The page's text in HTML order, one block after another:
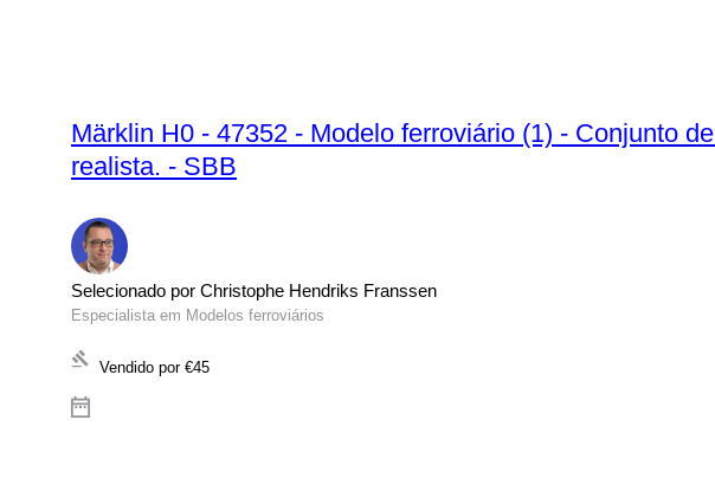
Märklin H0 - 47352 - Modelo ferroviário (1) - Conjunto
realista. - SBB
Selecionado por Christophe Hendriks Franssen
Especialista em Modelos ferroviários
Vendido por €45